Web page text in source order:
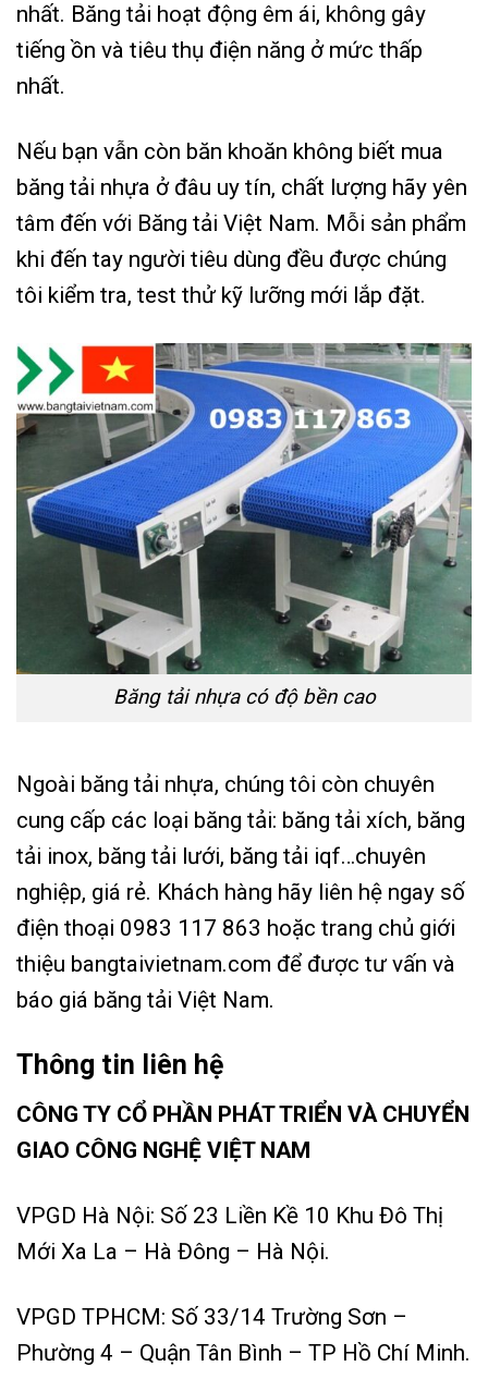
nhất. Băng tải hoạt động êm ái, không gây
tiếng ồn và tiêu thụ điện năng ở mức thấp
nhất.
Nếu bạn vẫn còn băn khoăn không biết mua
băng tải nhựa ở đâu uy tín, chất lượng hãy yên
tâm đến với Băng tải Việt Nam. Mỗi sản phẩm
khi đến tay người tiêu dùng đều được chúng
tôi kiểm tra, test thử kỹ lưỡng mới lắp đặt.
Băng tải nhựa có độ bền cao
Ngoài băng tải nhựa, chúng tôi còn chuyên
cung cấp các loại băng tải: băng tải xích, băng
tải inox, băng tải lưới, băng tải iqf…chuyên
nghiệp, giá rẻ. Khách hàng hãy liên hệ ngay số
điện thoại 0983 117 863 hoặc trang chủ giới
thiệu bangtaivietnam.com để được tư vấn và
báo giá băng tải Việt Nam.
Thông tin liên hệ
CÔNG TY CỔ PHẦN PHÁT TRIỂN VÀ CHUYỂN
GIAO CÔNG NGHỆ VIỆT NAM
VPGD Hà Nội: Số 23 Liền Kề 10 Khu Đô Thị
Mới Xa La – Hà Đông – Hà Nội.
VPGD TPHCM: Số 33/14 Trường Sơn –
Phường 4 – Quận Tân Bình – TP Hồ Chí Minh.